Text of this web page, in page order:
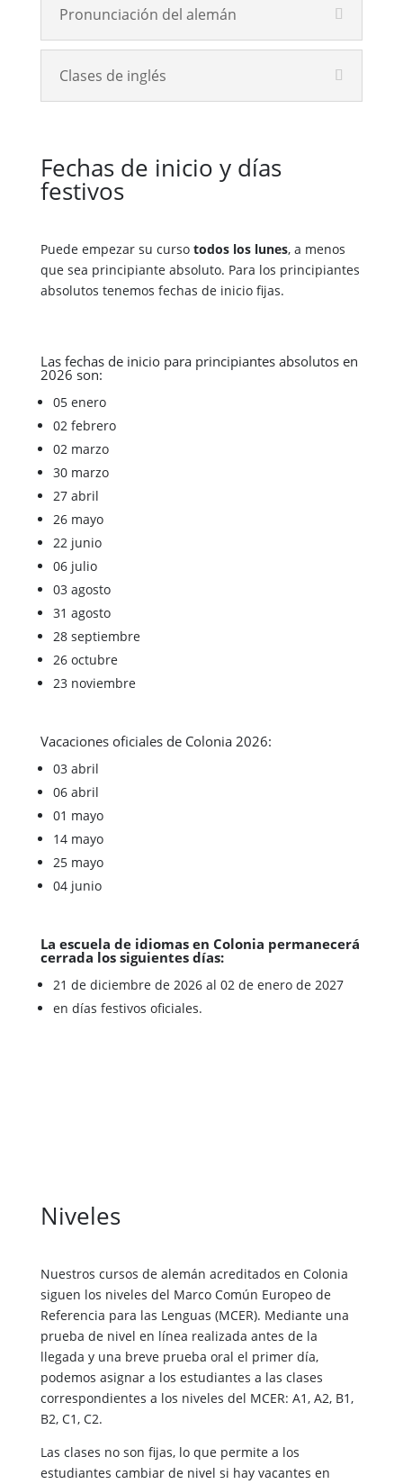
Pronunciación del alemán
Clases de inglés
Fechas de inicio y días
festivos
Puede empezar su curso todos los lunes, a menos
que sea principiante absoluto. Para los principiantes
absolutos tenemos fechas de inicio fijas.
Las fechas de inicio para principiantes absolutos en
2026 son:
05 enero
02 febrero
02 marzo
30 marzo
27 abril
26 mayo
22 junio
06 julio
03agosto
31 agosto
28 septiembre
26 octubre
23 noviembre
Vacaciones oficiales de Colonia 2026:
03 abril
06 abril
01 mayo
14 mayo
25 mayo
04 junio
La escuela de idiomas en Colonia permanecerá
cerrada los siguientes días:
21 de diciembre de 2026 al 02 de enero de 2027
en días festivos oficiales.
Niveles
​Nuestros cursos de alemán acreditados en Colonia
siguen los niveles del Marco Común Europeo de
Referencia para las Lenguas (MCER). Mediante una
prueba de nivel en línea realizada antes de la
llegada y una breve prueba oral el primer día,
podemos asignar a los estudiantes a las clases
correspondientes a los niveles del MCER: A1, A2, B1,
B2, C1, C2.
Las clases no son fijas, lo que permite a los
estudiantes cambiar de nivel si hay vacantes en